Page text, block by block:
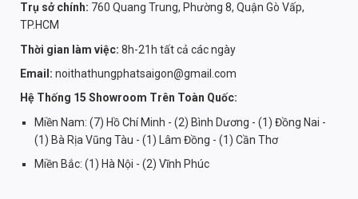
Trụ sở chính: 760 Quang Trung, Phường 8, Quận Gò Vấp,
TP.HCM
Thời gian làm việc: 8h-21h tất cả các ngày
Email: noithathungphatsaigon@gmail.com
Hệ Thống 15 Showroom Trên Toàn Quốc:
Miền Nam: (7) Hồ Chí Minh - (2) Bình Dương - (1) Đồng Nai -
(1) Bà Rịa Vũng Tàu - (1) Lâm Đồng - (1) Cần Thơ
Miền Bắc: (1) Hà Nội - (2) Vĩnh Phúc